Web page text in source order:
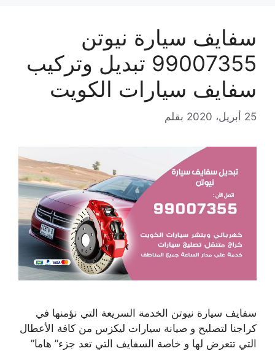
سفايف سيارة نيوتن
99007355 تبديل وتركيب
سفايف سيارات الكويت
25 أبريل، 2020 بقلم
سفايف سيارة نيوتن الخدمة السريعة التي نؤمنها في
كراجنا لتصليح و صيانة سيارات ليكزس من كافة الأعطال
التي تتعرض لها و خاصة السفايف التي تعد جزء” هاما”